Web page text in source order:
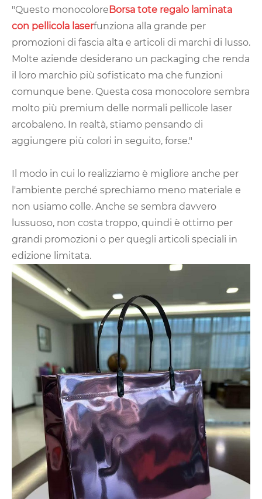
"Questo monocolore Borsa tote regalo laminata
con pellicola laserfunziona alla grande per
promozioni di fascia alta e articoli di marchi di lusso.
Molte aziende desiderano un packaging che renda
il loro marchio più sofisticato ma che funzioni
comunque bene. Questa cosa monocolore sembra
molto più premium delle normali pellicole laser
arcobaleno. In realtà, stiamo pensando di
aggiungere più colori in seguito, forse."
Il modo in cui lo realizziamo è migliore anche per
l'ambiente perché sprechiamo meno materiale e
non usiamo colle. Anche se sembra davvero
lussuoso, non costa troppo, quindi è ottimo per
grandi promozioni o per quegli articoli speciali in
edizione limitata.